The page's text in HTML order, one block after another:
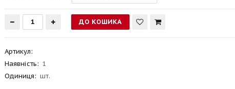
Артикул:
Наявність: 1
Одиниця: шт.